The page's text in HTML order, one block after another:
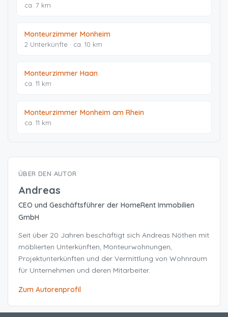
ca. 7 km
Monteurzimmer Monheim
2 Unterkünfte · ca. 10 km
Monteurzimmer Haan
ca. 11 km
Monteurzimmer Monheim am Rhein
ca. 11 km
ÜBER DEN AUTOR
Andreas
CEO und Geschäftsführer der HomeRent Immobilien
GmbH
Seit über 20 Jahren beschäftigt sich Andreas Nöthen mit
möblierten Unterkünften, Monteurwohnungen,
Projektunterkünften und der Vermittlung von Wohnraum
für Unternehmen und deren Mitarbeiter.
Zum Autorenprofil